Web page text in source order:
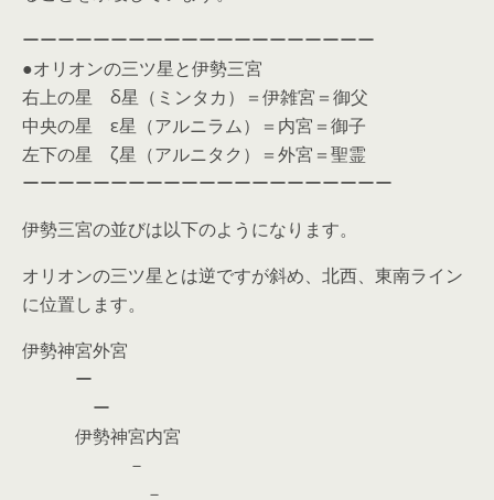
ーーーーーーーーーーーーーーーーーーーー
●オリオンの三ツ星と伊勢三宮
右上の星 δ星（ミンタカ）＝伊雑宮＝御父
中央の星 ε星（アルニラム）＝内宮＝御子
左下の星 ζ星（アルニタク）＝外宮＝聖霊
ーーーーーーーーーーーーーーーーーーーーー
伊勢三宮の並びは以下のようになります。
オリオンの三ツ星とは逆ですが斜め、北西、東南ライン
に位置します。
伊勢神宮外宮
ー
ー
伊勢神宮内宮
－
－